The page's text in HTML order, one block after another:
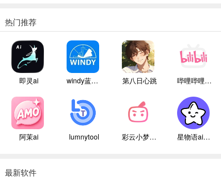
热门推荐
即灵ai windy蓝色气象 第八日心跳 哔哩哔哩白色版
阿茉ai lumnytool 彩云小梦国际版 星物语ai聊天
最新软件